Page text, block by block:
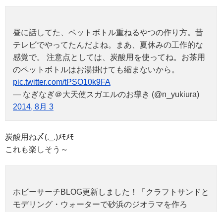
昼に話してた、ペットボトル重ねるやつの作り方。昔
テレビでやってたんだよね。まあ、夏休みの工作的な
感覚で。 注意点としては、炭酸用を使ってね。お茶用
のペットボトルはお湯掛けても縮まないから。
pic.twitter.com/tPSO10k9FA
— なぎなぎ＠大天使スガエルのお導き (@n_yukiura)
2014, 8月 3
炭酸用ね〆(._.)ﾒﾓﾒﾓ
これも楽しそう～
ホビーサーチBLOG更新しました！「クラフトサンドと
モデリング・ウォーターで砂浜のジオラマを作ろ